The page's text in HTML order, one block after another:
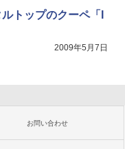
トップのクーペ「I
2009年5月7日
お問い合わせ